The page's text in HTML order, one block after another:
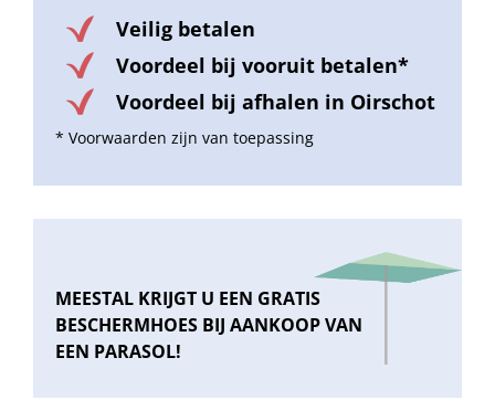
Veilig betalen
Voordeel bij vooruit betalen*
Voordeel bij afhalen in Oirschot
* Voorwaarden zijn van toepassing
MEESTAL KRIJGT U EEN GRATIS
BESCHERMHOES BIJ AANKOOP VAN
EEN PARASOL!